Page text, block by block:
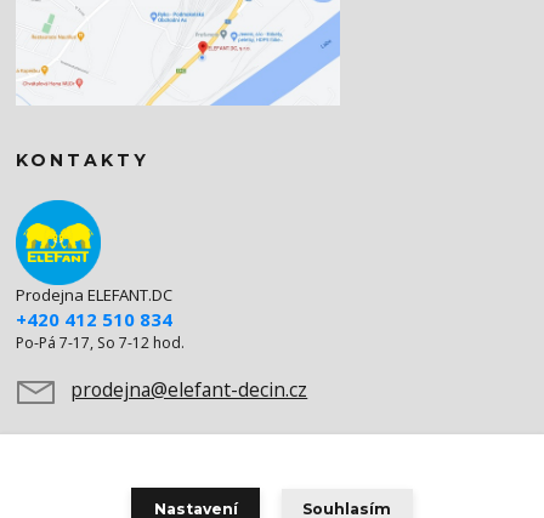
KONTAKTY
Prodejna ELEFANT.DC
+420 412 510 834
Po-Pá 7-17, So 7-12 hod.
prodejna@elefant-decin.cz
Nastavení Souhlasím